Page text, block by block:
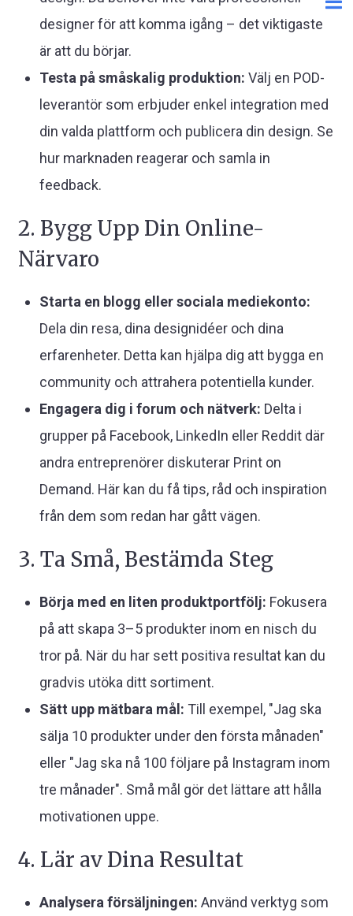
designer för att komma igång – det viktigaste
är att du börjar.
Testa på småskalig produktion: Välj en POD-
leverantör som erbjuder enkel integration med
din valda plattform och publicera din design. Se
hur marknaden reagerar och samla in
feedback.
2. Bygg Upp Din Online-
Närvaro
Starta en blogg eller sociala mediekonto:
Dela din resa, dina designidéer och dina
erfarenheter. Detta kan hjälpa dig att bygga en
community och attrahera potentiella kunder.
Engagera dig i forum och nätverk: Delta i
grupper på Facebook, LinkedIn eller Reddit där
andra entreprenörer diskuterar Print on
Demand. Här kan du få tips, råd och inspiration
från dem som redan har gått vägen.
3. Ta Små, Bestämda Steg
Börja med en liten produktportfölj: Fokusera
på att skapa 3–5 produkter inom en nisch du
tror på. När du har sett positiva resultat kan du
gradvis utöka ditt sortiment.
Sätt upp mätbara mål: Till exempel, "Jag ska
sälja 10 produkter under den första månaden"
eller "Jag ska nå 100 följare på Instagram inom
tre månader". Små mål gör det lättare att hålla
motivationen uppe.
4. Lär av Dina Resultat
Analysera försäljningen: Använd verktyg som